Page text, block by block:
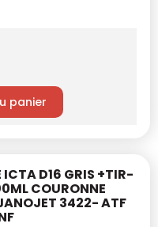
panier
ICTA D16 GRIS +TIR-
COURONNE
3422- ATF